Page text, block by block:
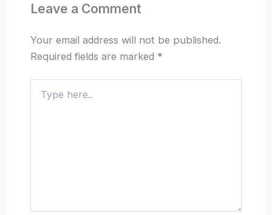
Leave a Comment
Your email address will not be published.
Required fields are marked *
here..